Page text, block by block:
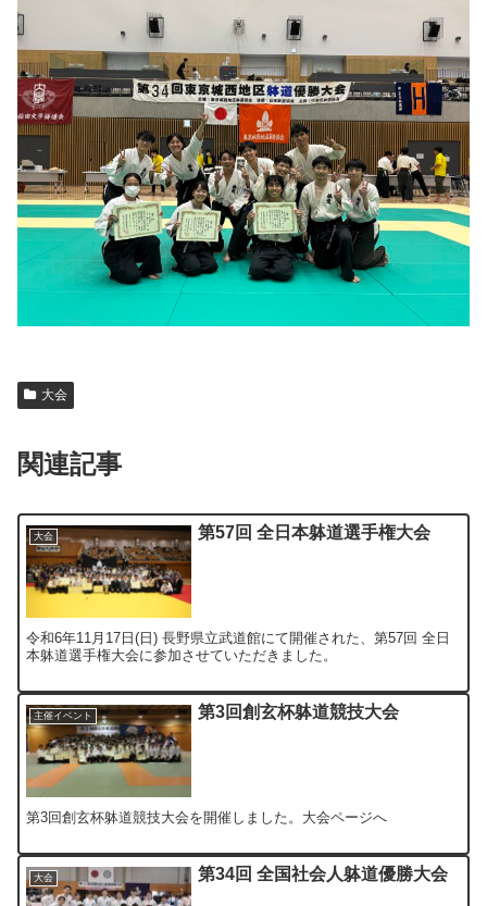
大会
関連記事
大会 第57回 全日本躰道選手権大会
令和6年11月17日(日) 長野県立武道館にて開催された、第57回 全日
本躰道選手権大会に参加させていただきました。
主催イベント 第3回創玄杯躰道競技大会
第3回創玄杯躰道競技大会を開催しました。大会ページへ
大会 第34回 全国社会人躰道優勝大会